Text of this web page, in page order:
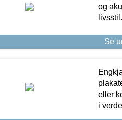
og
Se
eller
i